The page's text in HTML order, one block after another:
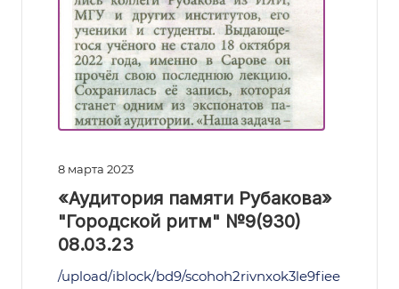
8 марта 2023
«Аудитория памяти Рубакова»
"Городской ритм" №9(930)
08.03.23
/upload/iblock/bd9/scohoh2rivnxok3le9fiee